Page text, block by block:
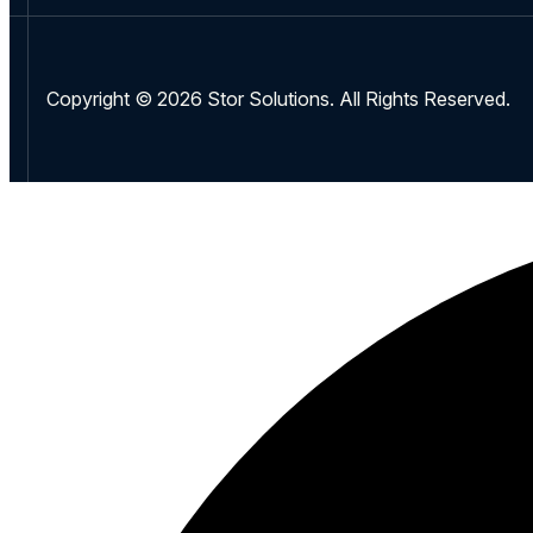
Copyright © 2026 Stor Solutions. All Rights Reserved.